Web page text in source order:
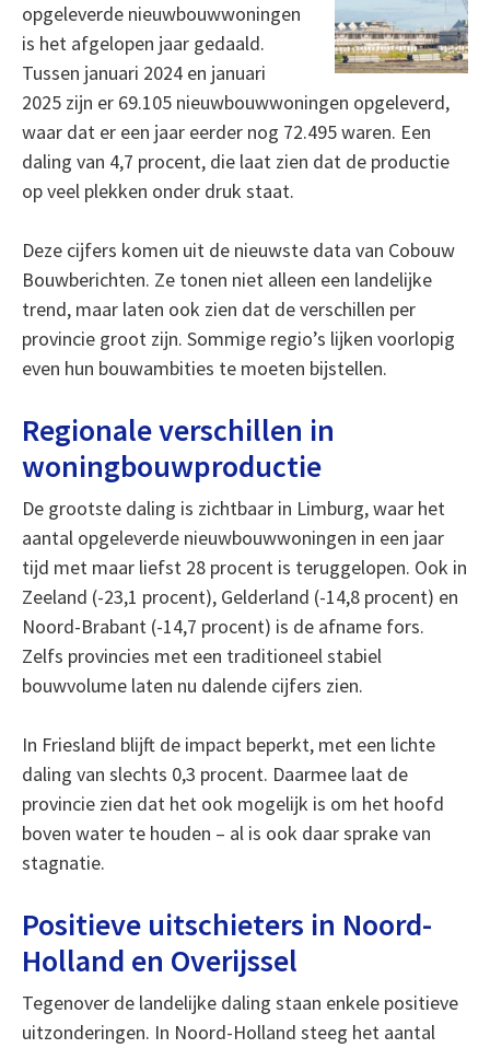
opgeleverde nieuwbouwwoningen
is het afgelopen jaar gedaald.
Tussen januari 2024 en januari
2025 zijn er 69.105 nieuwbouwwoningen opgeleverd,
waar dat er een jaar eerder nog 72.495 waren. Een
daling van 4,7 procent, die laat zien dat de productie
op veel plekken onder druk staat.
Deze cijfers komen uit de nieuwste data van Cobouw
Bouwberichten. Ze tonen niet alleen een landelijke
trend, maar laten ook zien dat de verschillen per
provincie groot zijn. Sommige regio’s lijken voorlopig
even hun bouwambities te moeten bijstellen.
Regionale verschillen in
woningbouwproductie
De grootste daling is zichtbaar in Limburg, waar het
aantal opgeleverde nieuwbouwwoningen in een jaar
tijd met maar liefst 28 procent is teruggelopen. Ook in
Zeeland (-23,1 procent), Gelderland (-14,8 procent) en
Noord-Brabant (-14,7 procent) is de afname fors.
Zelfs provincies met een traditioneel stabiel
bouwvolume laten nu dalende cijfers zien.
In Friesland blijft de impact beperkt, met een lichte
daling van slechts 0,3 procent. Daarmee laat de
provincie zien dat het ook mogelijk is om het hoofd
boven water te houden – al is ook daar sprake van
stagnatie.
Positieve uitschieters in Noord-
Holland en Overijssel
Tegenover de landelijke daling staan enkele positieve
uitzonderingen. In Noord-Holland steeg het aantal